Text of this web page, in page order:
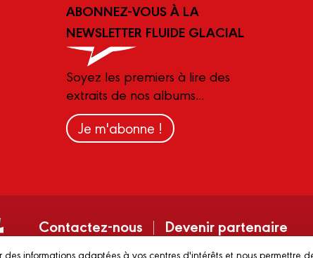
ABONNEZ-VOUS À LA
NEWSLETTER FLUIDE GLACIAL
Soyez les premiers à lire des
extraits de nos albums...
Je m'abonne !
Contactez-nous Devenir partenaire
informations adaptées à vos centres d'intérêts et nous permettre